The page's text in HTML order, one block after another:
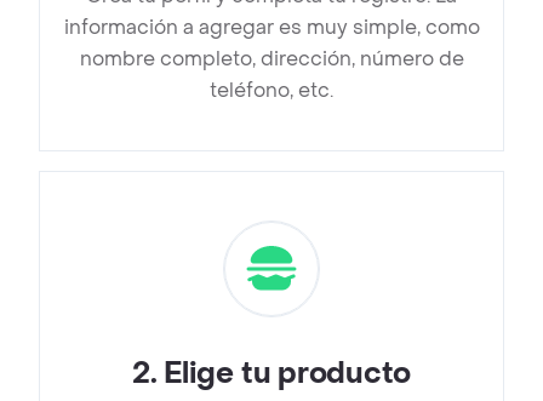
información a agregar es muy simple, como
nombre completo, dirección, número de
teléfono, etc.
2. Elige tu producto